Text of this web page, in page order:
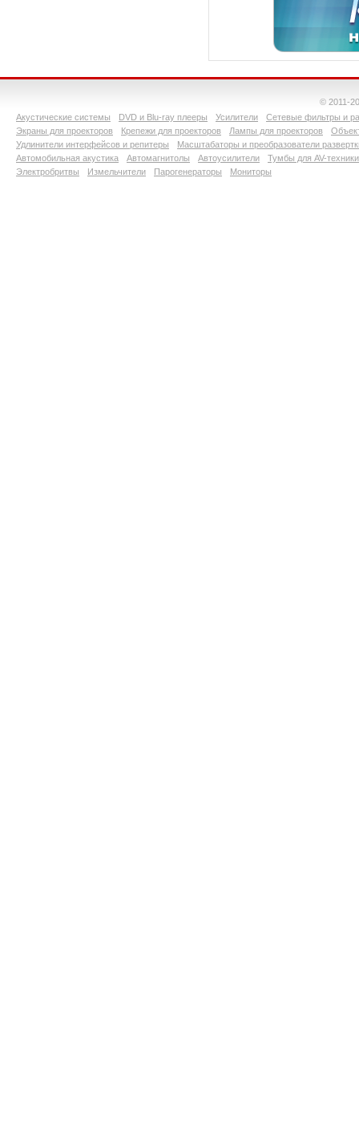
© 2011-
Акустические системы
DVD и Blu-ray плееры Усилители
Сетевые фильтры и
Экраны для проекторов
Крепежи для проекторов Лампы для проекторов
Удлинители интерфейсов и репитеры
Масштабаторы и преобразователи
Автомобильная акустика
Автомагнитолы Автоусилители
Тумбы для AV-техники
Электробритвы
Измельчители Парогенераторы Мониторы